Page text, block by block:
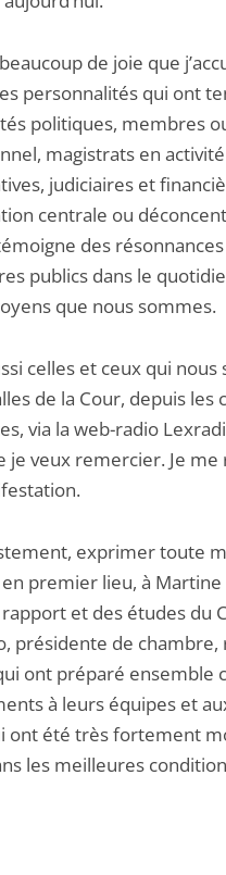
beaucoup de joie que
personnalités qui ont
politiques, membres
magistrats en
judiciaires et
centrale ou
des
publics dans le
que nous sommes.
celles et ceux qui
de la Cour, depuis
via la web-radio
je veux remercier. Je me
exprimer toute
en premier lieu, à
et des études du
présidente de
ont préparé ensemble
à leurs équipes et
ont été très fortement
les meilleures